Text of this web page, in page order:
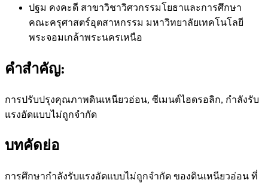
ปฐม คงคะดี สาขาวิชาวิศวกรรมโยธาและการศึกษา
คณะครุศาสตร์อุตสาหกรรม มหาวิทยาลัยเทคโนโลยี
พระจอมเกล้าพระนครเหนือ
คำสำคัญ:
การปรับปรุงคุณภาพดินเหนียวอ่อน, ซีเมนต์ไฮดรอลิก, กำลังรับ
แรงอัดแบบไม่ถูกจำกัด
บทคัดย่อ
การศึกษากำลังรับแรงอัดแบบไม่ถูกจำกัด ของดินเหนียวอ่อน ที่